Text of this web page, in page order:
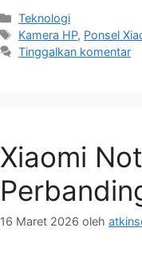
Kategori
Teknologi
Tag
Kamera HP, Ponsel
Tinggalkan komentar
Xiaomi
16 Maret 2026 oleh